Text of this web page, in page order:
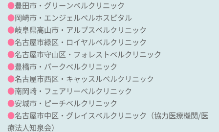
●豊田市・グリーンベルクリニック
● 岡崎市・エンジェルベルホスピタル
●岐阜県高山市・アルプスベルクリニック
●名古屋市緑区・ロイヤルベルクリニック
●名古屋市守山区・フォレストベルクリニック
●豊橋市・パークベルクリニック
●名古屋市西区・キャッスルベルクリニック
●南岡崎・フェアリーベルクリニック
●安城市・ピーチベルクリニック
●名古屋市中区・グレイスベルクリニック （協力医療機関/ 医
療法人知泉会）